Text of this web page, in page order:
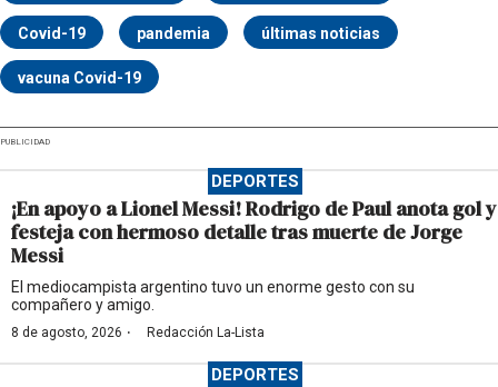
Covid-19 pandemia últimas noticias
vacuna Covid-19
PUBLICIDAD
DEPORTES
¡En apoyo a Lionel Messi! Rodrigo de Paul anota gol y
festeja con hermoso detalle tras muerte de Jorge
Messi
El mediocampista argentino tuvo un enorme gesto con su
compañero y amigo.
8 de agosto, 2026 · Redacción La-Lista
DEPORTES